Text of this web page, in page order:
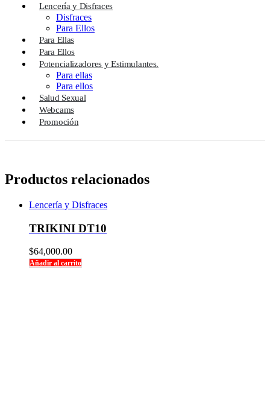
Lencería y Disfraces
Disfraces
Para Ellos
Para Ellas
Para Ellos
Potencializadores y Estimulantes.
Para ellas
Para ellos
Salud Sexual
Webcams
Promoción
Productos relacionados
Lencería y Disfraces
TRIKINI DT10
$64,000.00
Añadir al carrito